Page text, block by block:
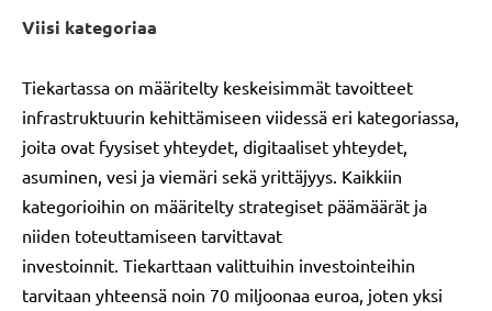
Viisi kategoriaa
Tiekartassa on määritelty keskeisimmät tavoitteet
infrastruktuurin kehittämiseen viidessä eri kategoriassa,
joita ovat fyysiset yhteydet, digitaaliset yhteydet,
asuminen, vesi ja viemäri sekä yrittäjyys. Kaikkiin
kategorioihin on määritelty strategiset päämäärät ja
niiden toteuttamiseen tarvittavat
investoinnit. Tiekarttaan valittuihin investointeihin
tarvitaan yhteensä noin 70 miljoonaa euroa, joten yksi